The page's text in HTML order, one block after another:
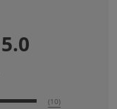
5.0
(10)